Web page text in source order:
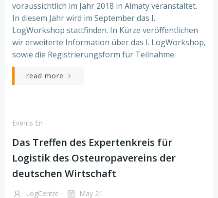
voraussichtlich im Jahr 2018 in Almaty veranstaltet.
In diesem Jahr wird im September das I.
LogWorkshop stattfinden. In Kürze veröffentlichen
wir erweiterte Information über das I. LogWorkshop,
sowie die Registrierungsform für Teilnahme.
read more
Events En
Das Treffen des Expertenkreis für
Logistik des Osteuropavereins der
deutschen Wirtschaft
LogCentre - May 21